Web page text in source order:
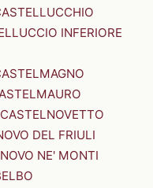
INFERIORE
CASTELNOVETTO
DEL FRIULI
NE' MONTI